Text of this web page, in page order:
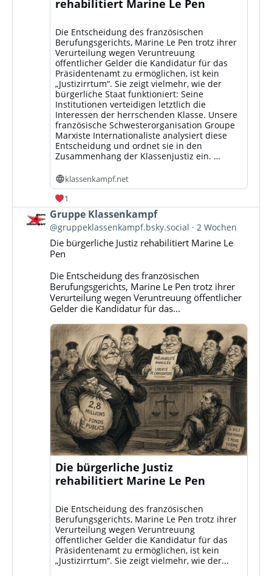
rehabilitiert Marine Le Pen
Die Entscheidung des französischen
Berufungsgerichts, Marine Le Pen trotz ihrer
Verurteilung wegen Veruntreuung
öffentlicher Gelder die Kandidatur für das
Präsidentenamt zu ermöglichen, ist kein
„Justizirrtum“. Sie zeigt vielmehr, wie der
bürgerliche Staat funktioniert: Seine
Institutionen verteidigen letztlich die
Interessen der herrschenden Klasse. Unsere
französische Schwesterorganisation Groupe
Marxiste Internationaliste analysiert diese
Entscheidung und ordnet sie in den
Zusammenhang der Klassenjustiz ein. …
klassenkampf.net
1
Beitrag
von
Gruppe
Klassenkampf
Bluesky
ansehen
Gruppe Klassenkampf
@gruppeklassenkampf.bsky.social 2 Wochen
Die bürgerliche Justiz rehabilitiert Marine Le
Pen
Die Entscheidung des französischen
Berufungsgerichts, Marine Le Pen trotz ihrer
Verurteilung wegen Veruntreuung öffentlicher
Gelder die Kandidatur für das...
Die bürgerliche Justiz
rehabilitiert Marine Le Pen
Die Entscheidung des französischen
Berufungsgerichts, Marine Le Pen trotz ihrer
Verurteilung wegen Veruntreuung
öffentlicher Gelder die Kandidatur für das
Präsidentenamt zu ermöglichen, ist kein
„Justizirrtum“. Sie zeigt vielmehr, wie der...